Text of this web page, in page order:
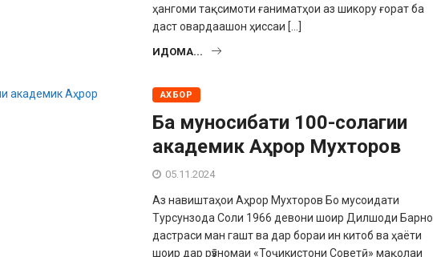
ҳангоми тақсимоти ғаниматҳои аз шикору ғорат ба
даст овардаашон ҳиссаи […]
ИДОМА...
АХБОР
Ба муносибати 100-солагии
академик Аҳрор Мухторов
05.11.2024
Аз навиштаҳои Аҳрор Мухторов Бо мусоидати
Турсунзода Соли 1966 девони шоир Дилшоди Барно
дастраси ман гашт ва дар бораи ин китоб ва ҳаёти
шоир дар рӯзномаи «Тоҷикистони Советӣ» мақолаи